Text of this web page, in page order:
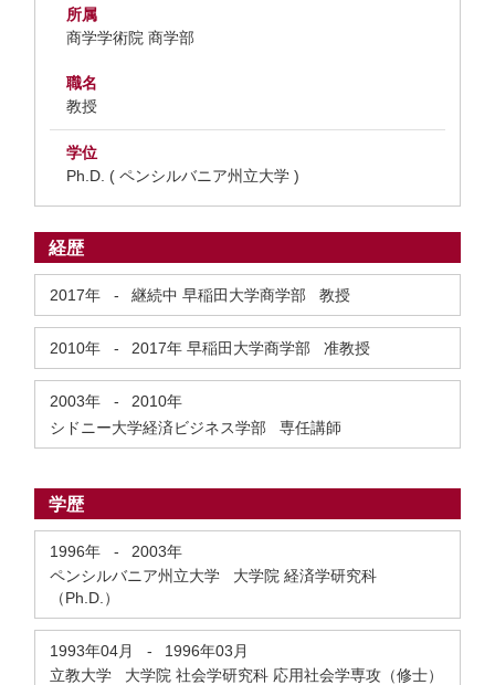
所属
商学学術院 商学部
職名
教授
学位
Ph.D. ( ペンシルバニア州立大学 )
経歴
2017年 - 継続中 早稲田大学商学部 教授
2010年 - 2017年 早稲田大学商学部 准教授
2003年 -
2010年
シドニー大学経済ビジネス学部 専任講師
学歴
1996年 -
2003年
ペンシルバニア州立大学 大学院 経済学研究科
（Ph.D.）
1993年04月 -
1996年03月
立教大学 大学院 社会学研究科 応用社会学専攻（修士）